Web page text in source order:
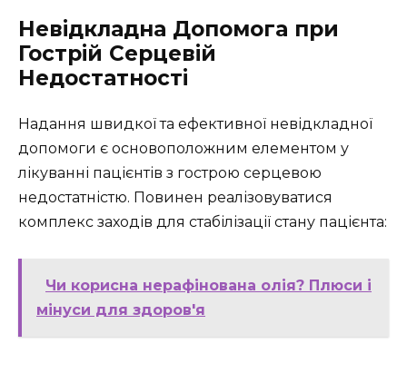
Невідкладна Допомога при
Гострій Серцевій
Недостатності
Надання швидкої та ефективної невідкладної
допомоги є основоположним елементом у
лікуванні пацієнтів з гострою серцевою
недостатністю. Повинен реалізовуватися
комплекс заходів для стабілізації стану пацієнта:
Чи корисна нерафінована олія? Плюси і
мінуси для здоров'я